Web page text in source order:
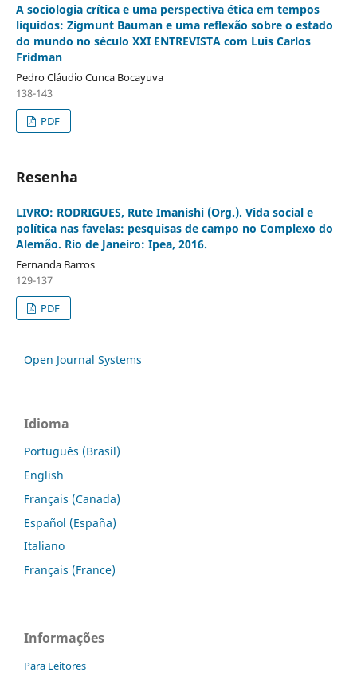
A sociologia crítica e uma perspectiva ética em tempos
líquidos: Zigmunt Bauman e uma reflexão sobre o estado
do mundo no século XXI ENTREVISTA com Luis Carlos
Fridman
Pedro Cláudio Cunca Bocayuva
138-143
PDF
Resenha
LIVRO: RODRIGUES, Rute Imanishi (Org.). Vida social e
política nas favelas: pesquisas de campo no Complexo do
Alemão. Rio de Janeiro: Ipea, 2016.
Fernanda Barros
129-137
PDF
Open Journal Systems
Idioma
Português (Brasil)
English
Français (Canada)
Español (España)
Italiano
Français (France)
Informações
Para Leitores